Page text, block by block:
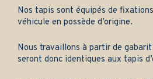
Nos tapis sont équipés de
véhicule en possède d’origine.
Nous travaillons à partir de
seront donc identiques aux tapis